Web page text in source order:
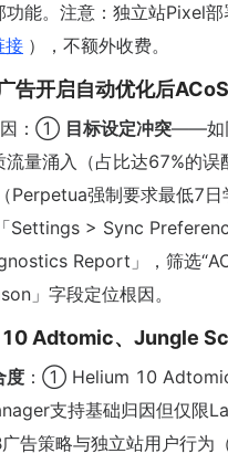
能。注意：独立站Pixel
接 ），不额外收费。
开启自动优化后
因：① 目标设定冲突——如
流量涌入（占比达67%的
Perpetua强制要求最低7
Settings > Sync
Report」，筛选
」字段定位根因。
Adtomic、Jungle
度 ：① Helium 10
支持基础归因但仅限
告策略与独立站用户行